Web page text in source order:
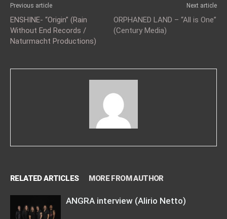
Previous article
ENSHINE- “Origin” (Rain
Without End Records /
Naturmacht Productions)
Next article
ORPHANED LAND – “All is One”
(Century Media)
RELATED ARTICLES MORE FROM AUTHOR
ANGRA interview (Alirio Netto)